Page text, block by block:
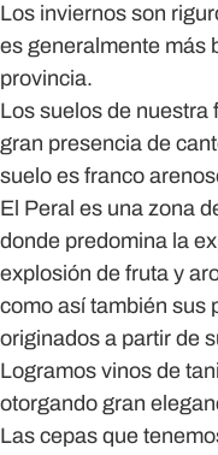
Los inviernos son
es generalmente más
provincia.
Los suelos de nuestra
gran presencia de
suelo es franco
El Peral es una zona
donde predomina la
explosión de fruta y
como así también sus
originados a partir de
Logramos vinos de
otorgando gran
Las cepas que